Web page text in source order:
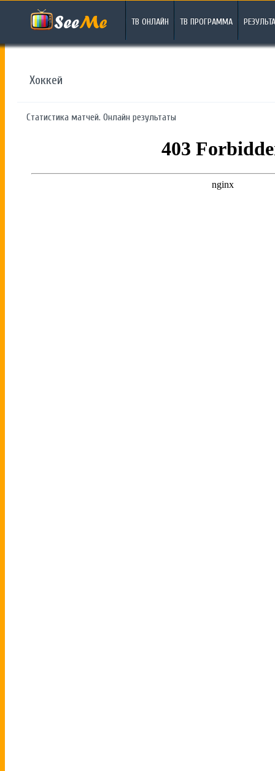
ТВ ОНЛАЙН ТВ ПРОГРАММА
Хоккей
Статистика матчей. Онлайн результаты